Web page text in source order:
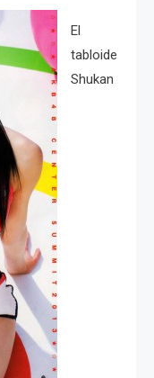
El
tabloide
Shukan